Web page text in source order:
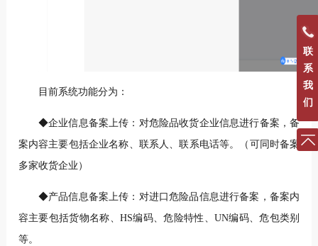
目前系统功能分为：
◆企业信息备案上传：对危险品收货企业信息进行备案，备
案内容主要包括企业名称、联系人、联系电话等。（可同时备案
多家收货企业）
◆产品信息备案上传：对进口危险品信息进行备案，备案内
容主要包括货物名称、HS编码、危险特性、UN编码、危包类别
等。
联
系
我
们